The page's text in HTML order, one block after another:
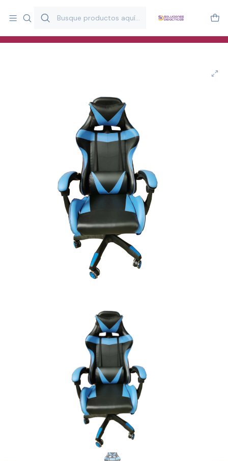
y estimulación infantil en Chile.
Especialistas en recursos educativos para aulas, terapeutas y